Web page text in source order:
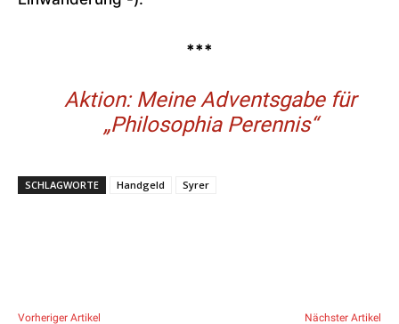
***
Aktion: Meine Adventsgabe für
„Philosophia Perennis“
SCHLAGWORTE Handgeld Syrer
Vorheriger Artikel Nächster Artikel